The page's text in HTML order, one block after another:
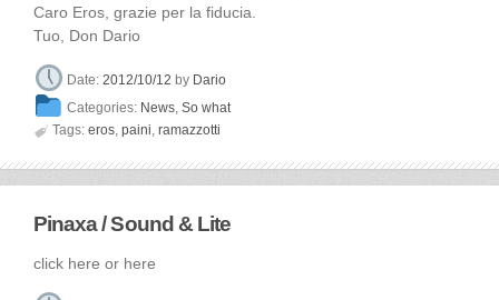
Caro Eros, grazie per la fiducia.
Tuo, Don Dario
Date:2012/10/12 by Dario
Categories: News ,So what
 Tags: eros paini ramazzotti
Pinaxa / Sound & Lite
click here or here